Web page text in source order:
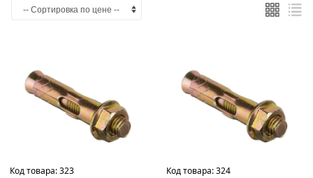
Цинк
Страна
производства
Код товара:323 Код товара:324